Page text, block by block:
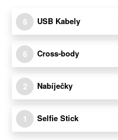
6 USB Kabely
6 Cross-body
2 Nabíječky
1 Selfie Stick